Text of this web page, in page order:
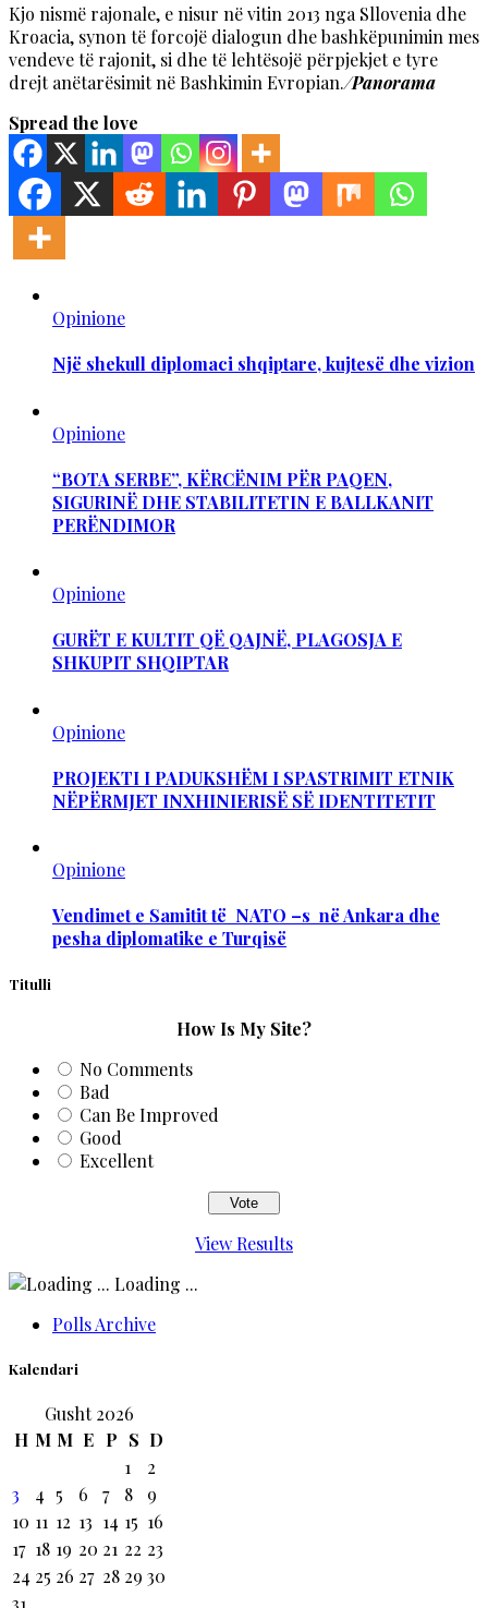
Kjo nismë rajonale, e nisur në vitin 2013 nga Sllovenia dhe
Kroacia, synon të forcojë dialogun dhe bashkëpunimin mes
vendeve të rajonit, si dhe të lehtësojë përpjekjet e tyre
drejt anëtarësimit në Bashkimin Evropian./Panorama
Spread the love
Opinione
Një shekull diplomaci shqiptare, kujtesë dhe vizion
Opinione
“BOTA SERBE”, KËRCËNIM PËR PAQEN,
SIGURINË DHE STABILITETIN E BALLKANIT
PERËNDIMOR
Opinione
GURËT E KULTIT QË QAJNË, PLAGOSJA E
SHKUPIT SHQIPTAR
Opinione
PROJEKTI I PADUKSHËM I SPASTRIMIT ETNIK
NËPËRMJET INXHINIERISË SË IDENTITETIT
Opinione
Vendimet e Samitit të NATO –s në Ankara dhe
pesha diplomatike e Turqisë
Titulli
How Is My Site?
No Comments
Bad
Can Be Improved
Good
Excellent
View Results
Loading ...
Polls Archive
Kalendari
Gusht 2026
H M M E P S D
1
2
3
4 5 6 7 8
9
10 11 12 13 14 15 16
17 18 19 20 21 22 23
24 25 26 27 28 29 30
31